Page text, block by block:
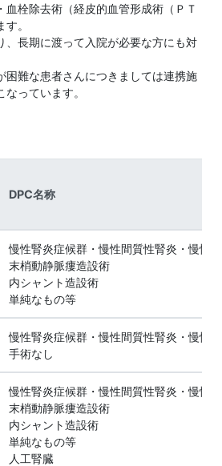
血栓除去術（経皮的血管形成術（ＰＴ
。
、長期に渡って入院が必要な方にも対
困難な患者さんにつきましては連携施
っています。
DPC名称
慢性腎炎症候群・慢性間質性腎炎・慢性
末梢動静脈瘻造設術
内シャント造設術
単純なもの等
慢性腎炎症候群・慢性間質性腎炎・慢性
手術なし
慢性腎炎症候群・慢性間質性腎炎・慢性
末梢動静脈瘻造設術
内シャント造設術
単純なもの等
人工腎臓